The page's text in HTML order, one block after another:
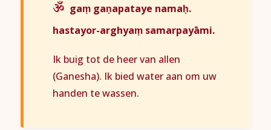
ॐ gaṃ gaṇapataye namaḥ.
hastayor-arghyaṃ samarpayāmi.
Ik buig tot de heer van allen
(Ganesha). Ik bied water aan om uw
handen te wassen.